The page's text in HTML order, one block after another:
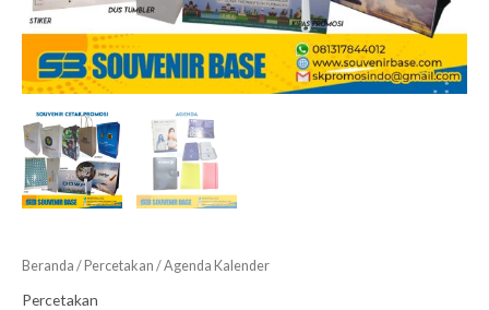
Beranda / Percetakan / Agenda Kalender
Percetakan